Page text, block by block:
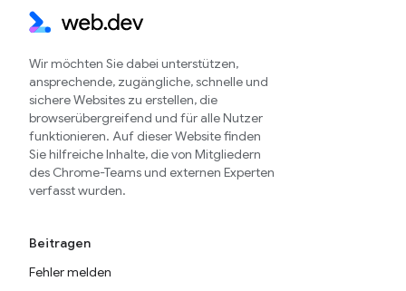
Wir möchten Sie dabei unterstützen,
ansprechende, zugängliche, schnelle und
sichere Websites zu erstellen, die
browserübergreifend und für alle Nutzer
funktionieren. Auf dieser Website finden
Sie hilfreiche Inhalte, die von Mitgliedern
des Chrome-Teams und externen Experten
verfasst wurden.
Beitragen
Fehler melden